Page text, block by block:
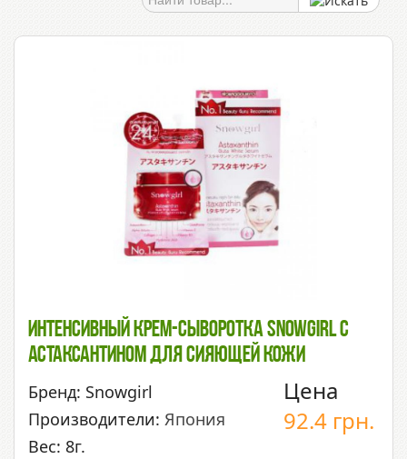
Интенсивный Крем-Сыворотка Snowgirl С
Астаксантином Для Сияющей Кожи
Бренд: Snowgirl
Производители: Япония
Вес: 8г.
Цена
92.4 грн.